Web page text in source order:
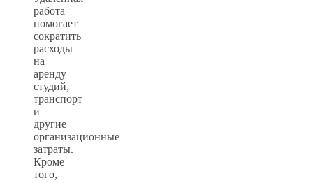
работа
помогает
сократить
расходы
на
аренду
студий,
транспорт
и
другие
организационные
затраты.
Кроме
того,